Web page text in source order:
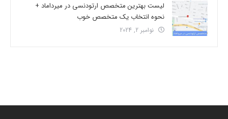
لیست بهترین متخصص ارتودنسی در میرداماد +
نحوه انتخاب یک متخصص خوب
نوامبر 2, 2024